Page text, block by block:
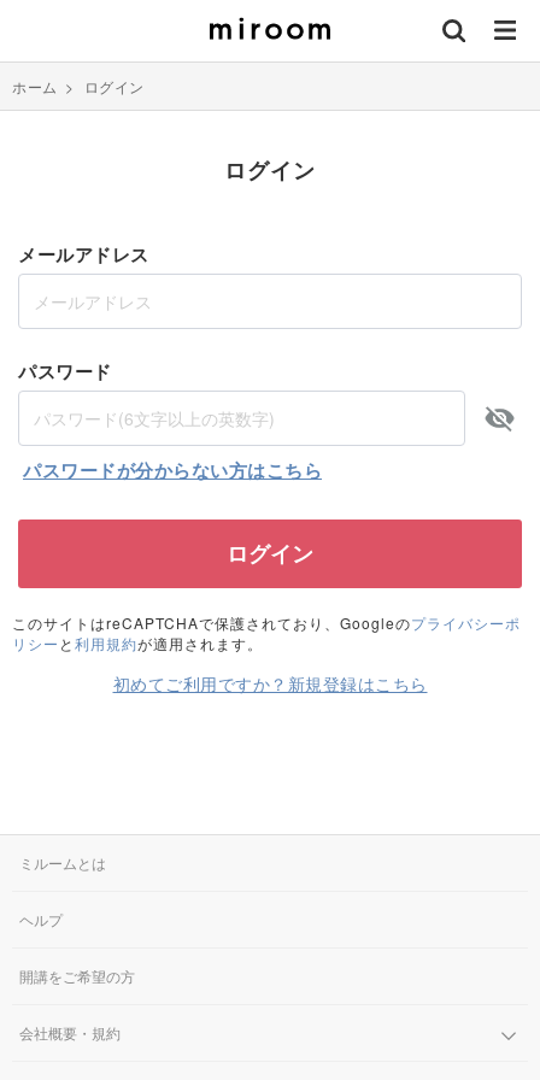
ホーム > ログイン
ログイン
メールアドレス
パスワード
パスワードが分からない方はこちら
このサイトはreCAPTCHAで保護されており、Googleのプライバシーポ
リシー と 利用規約が適用されます。
初めてご利用ですか？新規登録はこちら
ミルームとは
ヘルプ
開講をご希望の方
会社概要・規約